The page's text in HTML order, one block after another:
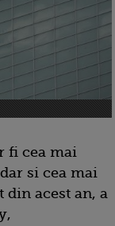
fi cea mai
si cea mai
din acest an, a